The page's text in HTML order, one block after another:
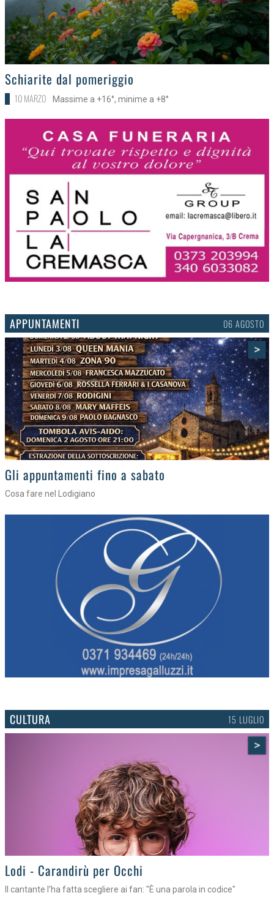
>
Schiarite dal pomeriggio
10 MARZO Massime a +16°, minime a +8°
APPUNTAMENTI 03 AGOSTO
>
Gli eventi della settimana
Tra torte, cinema e musica live
CULTURA 15 LUGLIO
>
Lodi - Carandirù per Occhi
Il cantante l'ha fatta scegliere ai fan: "È una parola in codice"